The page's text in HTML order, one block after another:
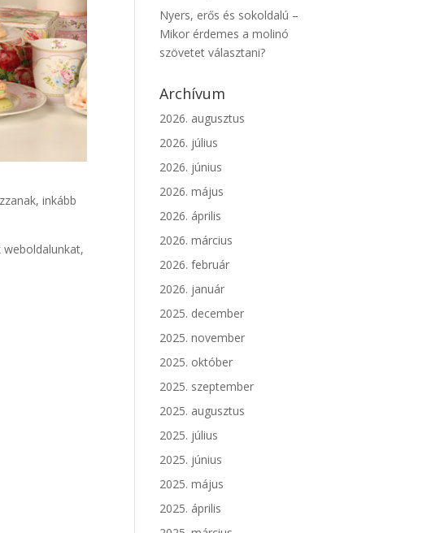
inkább
weboldalunkat,
Nyers, erős és sokoldalú –
Mikor érdemes a molinó
szövetet választani?
Archívum
2026. augusztus
2026. július
2026. június
2026. május
2026. április
2026. március
2026. február
2026. január
2025. december
2025. november
2025. október
2025. szeptember
2025. augusztus
2025. július
2025. június
2025. május
2025. április